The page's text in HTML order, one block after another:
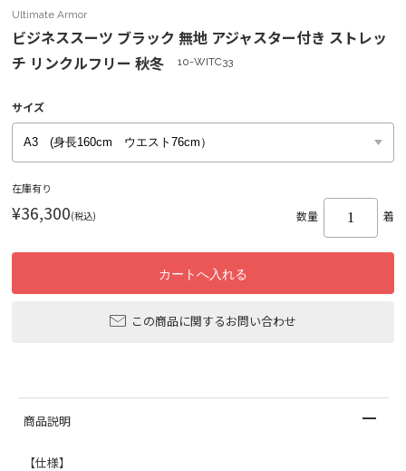
Ultimate Armor
ビジネススーツ ブラック 無地 アジャスター付き ストレッ
チ リンクルフリー 秋冬
10-WITC33
サイズ
在庫有り
¥36,300(税込) 数量 着
この商品に関するお問い合わせ
商品説明
【仕様】